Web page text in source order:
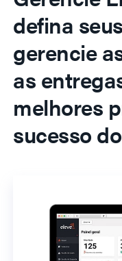
defina
gerencie
as
melhores
sucesso